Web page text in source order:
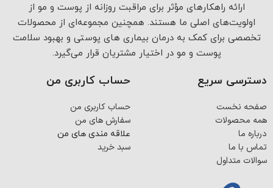
ارائه راهکارهای مؤثر برای مراقبت روزانه از پوست و مو از
اولویت‌های اصلی ما هستند. همچنین مجموعه‌ای از محصولات
تخصصی برای کمک به درمان بیماری های پوستی و بهبود سلامت
پوست و مو در اختیار مشتریان قرار می‌گیرد.
دسترسی سریع
صفحه نخست
همه محصولات
درباره ما
تماس با ما
سوالات متداول
حساب کاربری من
حساب کاربری من
سفارش های من
علاقه مندی های من
سبد خرید